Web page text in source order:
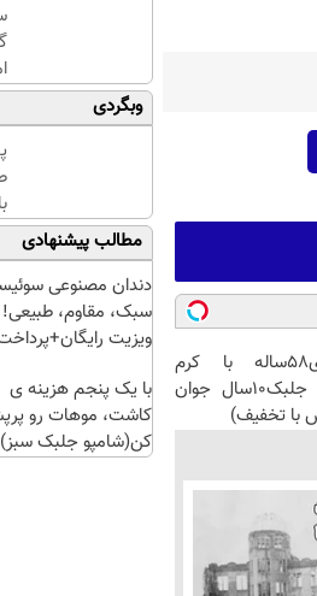
این آقای58ساله با کرم
ضدچروک جلبک10سال جوان
با تخفیف)
وبگردی
مطالب پیشنهادی
دندان مصنوعی
سبک، مقاوم، طبیعی!
ویزیت
با یک پنجم هزینه ی
کاشت، موهات رو
کن(شامپو جلبک سبز)